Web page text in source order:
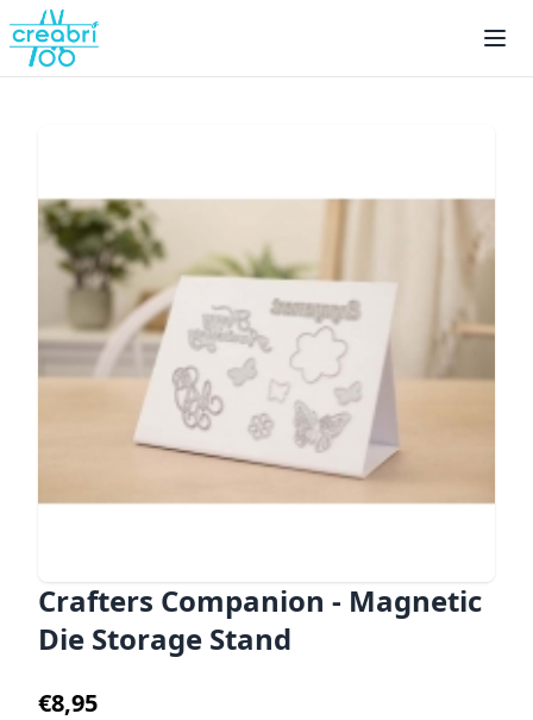
Crafters Companion - Magnetic
Die Storage Stand
€8,95